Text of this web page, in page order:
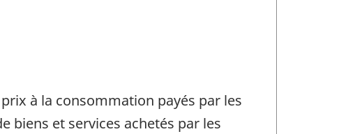
à la consommation payés par les
biens et services achetés par les